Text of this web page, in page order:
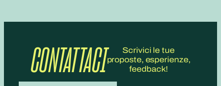
CONTATTACI
Scrivici le tue
proposte, esperienze,
feedback!